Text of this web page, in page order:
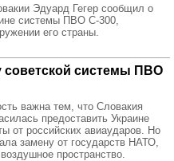
Эдуард Гегер сообщил о
системы ПВО С-300,
его страны.
советской системы ПВО
важна тем, что Словакия
предоставить Украине
от российских авиаударов. Но
замену от государств НАТО,
пространство.